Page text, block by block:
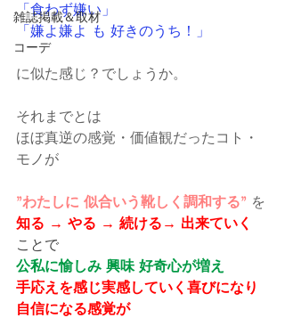
雑誌掲載＆取材
コーデ
「食わず嫌い」
「嫌よ嫌よ も 好きのうち！」
に似た感じ？でしょうか。
それまでとは
ほぼ真逆の感覚・価値観だったコト・
モノが
”わたしに 似合いう靴しく調和する” を
知る → やる → 続ける→ 出来ていく
ことで
公私に愉しみ 興味 好奇心が増え
手応えを感じ実感していく喜びになり
自信になる感覚が